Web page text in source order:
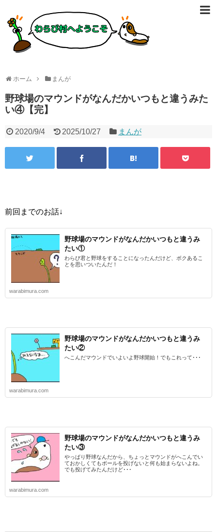
ホーム まんが
野球場のマウンドがなんだかいつもと違うみた
い④【完】
2020/9/4 2025/10/27 まんが
前回までのお話↓
野球場のマウンドがなんだかいつもと違うみ
たい①
わらび君と野球をすることになったんだけど、ボクあるこ
とを思いついたんだ！
warabimura.com
野球場のマウンドがなんだかいつもと違うみ
たい②
へこんだマウンドでいよいよ野球開始！でもこれって･･･
warabimura.com
野球場のマウンドがなんだかいつもと違うみ
たい③
やっぱり野球なんだから、ちょっとマウンドがへこんでい
ておかしくてもボールを投げないと何も始まらないよね。
でも投げてみたんだけど･･･
warabimura.com